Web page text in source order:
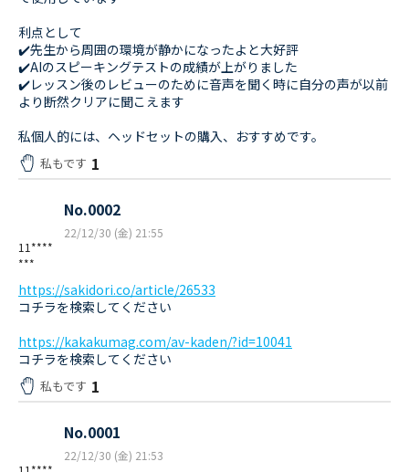
利点として
✔️先生から周囲の環境が静かになったよと大好評
✔️AIのスピーキングテストの成績が上がりました
✔️レッスン後のレビューのために音声を聞く時に自分の声が以前
より断然クリアに聞こえます
私個人的には、ヘッドセットの購入、おすすめです。
私もです 1
11****
***
No.0002
22/12/30 (金) 21:55
https://sakidori.co/article/26533
コチラを検索してください
https://kakakumag.com/av-kaden/?id=10041
コチラを検索してください
私もです 1
No.0001
22/12/30 (金) 21:53